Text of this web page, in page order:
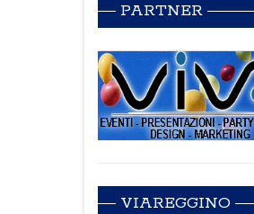
PARTNER
VIAREGGINO